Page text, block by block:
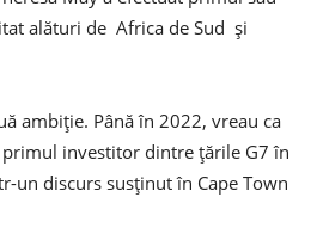
alături de Africa de Sud și
ambiţie. Până în 2022, vreau ca
investitor dintre ţările G7 în
un discurs susţinut în Cape Town